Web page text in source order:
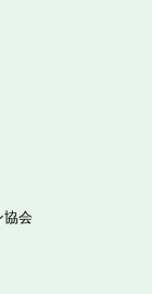
協会